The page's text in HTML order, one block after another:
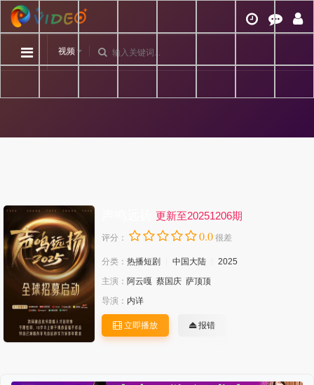
视频
更新至20251206期
评分： 0.0 很差
分类： 热播短剧 中国大陆
2025
主演： 阿云嘎 蔡国庆 萨顶顶
导演： 内详
立即播放 报错